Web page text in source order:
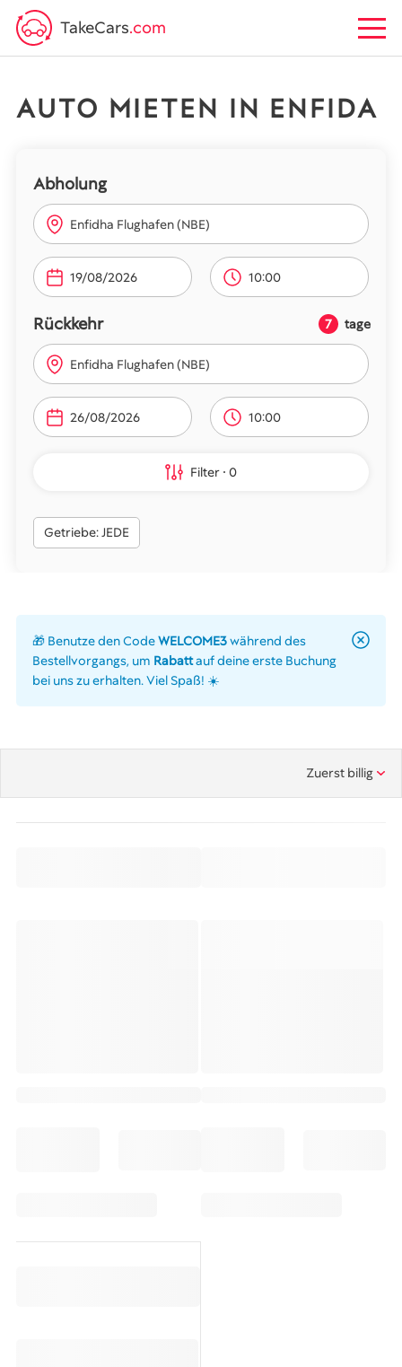
TakeCars.com
AUTO MIETEN IN ENFIDA
Abholung
Enfidha Flughafen (NBE)
10:00
Rückkehr 7 tage
Enfidha Flughafen (NBE)
10:00
Filter 0
Getriebe: JEDE
🎁 Benutze den CodeWELCOME3während des
Bestellvorgangs, um Rabattauf deine erste Buchung
bei uns zu erhalten. Viel Spaß! ☀️
Zuerst billig